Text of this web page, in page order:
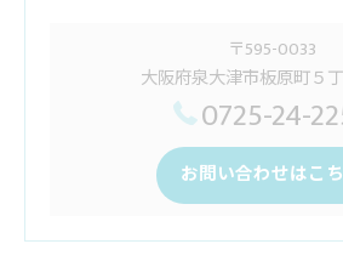
〒595-0033
大阪府泉大津市板原町５
0725-24-
お問い合わせはこ